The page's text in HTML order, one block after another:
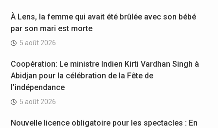
À Lens, la femme qui avait été brûlée avec son bébé
par son mari est morte
5 août 2026
Coopération: Le ministre Indien Kirti Vardhan Singh à
Abidjan pour la célébration de la Fête de
l’indépendance
5 août 2026
Nouvelle licence obligatoire pour les spectacles : En